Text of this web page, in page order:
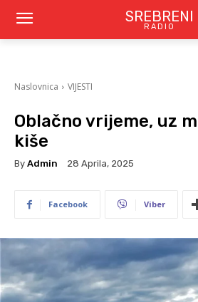
SREBRENI
RADIO
Naslovnica VIJESTI
Oblačno vrijeme, uz
kiše
By Admin 28 Aprila, 2025
Facebook Viber